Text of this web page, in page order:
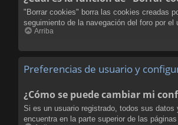
"Borrar cookies" borra las cookies creadas
seguimiento de la navegación del foro por
Arriba
Preferencias de usuario y
¿Cómo se puede cambiar mi
Si es un usuario registrado, todos sus
encuentra en la parte superior de las